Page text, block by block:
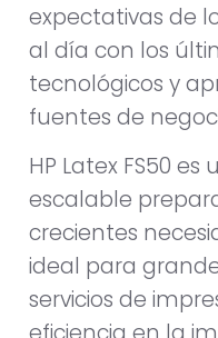
expectativas de
al día con los
tecnológicos y
fuentes de
HP Latex FS50
escalable
crecientes
ideal para
servicios de